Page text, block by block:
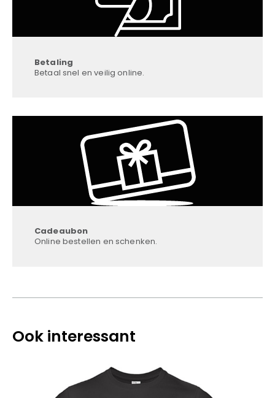
Betaling
Betaal snel en veilig online.
Cadeaubon
Online bestellen en schenken.
Ook interessant